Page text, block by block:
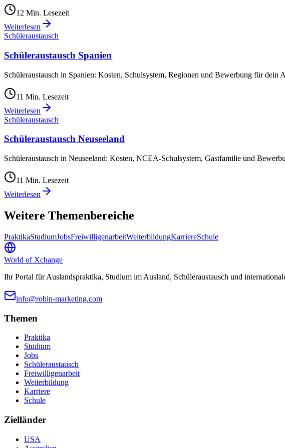
12 Min. Lesezeit
Weiterlesen
Schüleraustausch
Schüleraustausch Spanien
Schüleraustausch in Spanien: Kosten, Schulsystem, Regionen und Bewerbung für dein
11 Min. Lesezeit
Weiterlesen
Schüleraustausch
Schüleraustausch Neuseeland
Schüleraustausch in Neuseeland: Kosten, NCEA-Schulsystem, Gastfamilie und
11 Min. Lesezeit
Weiterlesen
Weitere Themenbereiche
PraktikaStudiumJobsFreiwilligenarbeitWeiterbildungKarriereSchule
World of Xchange
Ihr Portal für Auslandspraktika, Studium im Ausland, Schüleraustausch und
info@robin-marketing.com
Themen
Praktika
Studium
Jobs
Schüleraustausch
Freiwilligenarbeit
Weiterbildung
Karriere
Schule
Zielländer
USA